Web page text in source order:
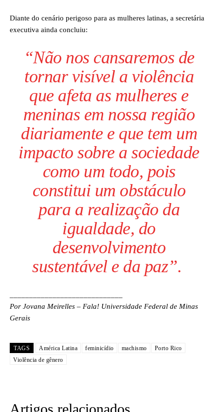
Diante do cenário perigoso para as mulheres latinas, a secretária
executiva ainda concluiu:
“Não nos cansaremos de
tornar visível a violência
que afeta as mulheres e
meninas em nossa região
diariamente e que tem um
impacto sobre a sociedade
como um todo, pois
constitui um obstáculo
para a realização da
igualdade, do
desenvolvimento
sustentável e da paz”.
Por Jovana Meirelles – Fala! Universidade Federal de Minas
Gerais
TAGS América Latina feminicídio machismo
Porto Rico
Violência de gênero